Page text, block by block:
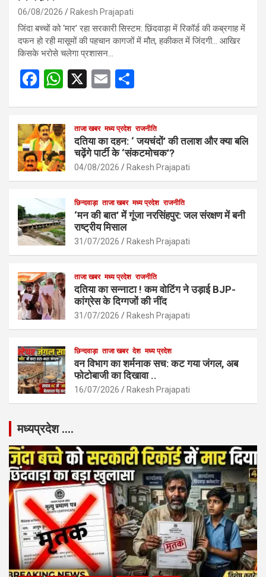
06/08/2026 Rakesh Prajapati
जिंदा बच्चों को ‘मार’ रहा सरकारी सिस्टम: छिंदवाड़ा में रिकॉर्ड की कब्रगाह में
दफन हो रही मासूमों की पहचान कागजों में मौत, हकीकत में जिंदगी… आखिर
किसके भरोसे चलेगा प्रशासन…
F
b
o
o
W
s
A
p
p
X
E
e
ताजा खबर मध्य प्रदेश राजनीति
दतिया का दहन: ‘ जयचंदों’ की तलाश और क्या बलि
चढ़ेंगे पार्टी के ‘संकटमोचक’?
04/08/2026 Rakesh Prajapati
छिन्दवाड़ा ताजा खबर मध्य प्रदेश राजनीति
‘मन की बात’ में गूंजा नरसिंहपुर: जल संरक्षण में बनी
राष्ट्रीय मिसाल
31/07/2026 Rakesh Prajapati
ताजा खबर मध्य प्रदेश राजनीति
दतिया का सन्नाटा ! कम वोटिंग ने उड़ाई BJP-
कांग्रेस के दिग्गजों की नींद
31/07/2026 Rakesh Prajapati
छिन्दवाड़ा ताजा खबर देश मध्य प्रदेश
वन विभाग का शर्मनाक सच: कट गया जंगल, अब
फोटोबाजी का दिखावा ..
16/07/2026 Rakesh Prajapati
मध्यप्रदेश ….